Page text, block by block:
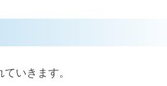
いきます。